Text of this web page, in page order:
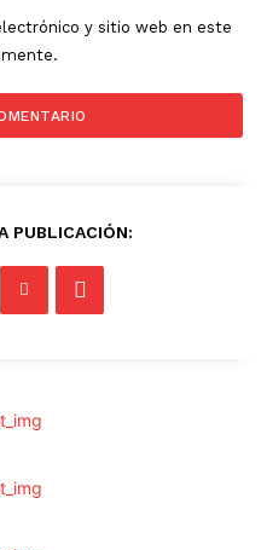
y sitio web en este
PUBLICACIÓN: